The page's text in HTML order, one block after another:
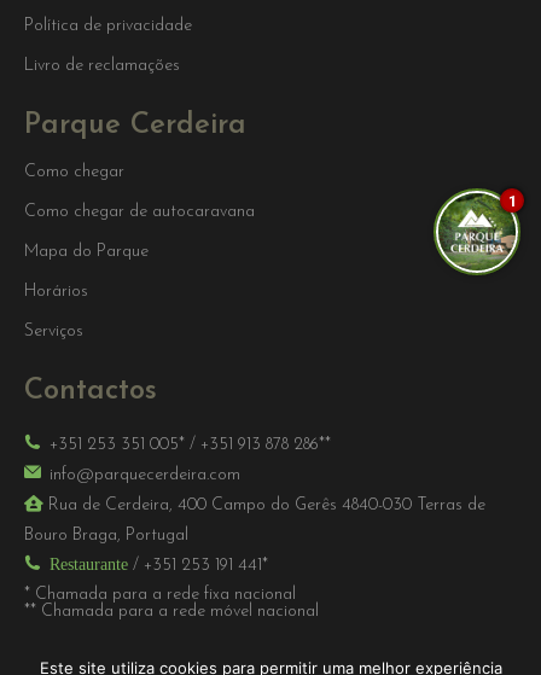
Política de privacidade
Livro de reclamações
Parque Cerdeira
Como chegar
Como chegar de autocaravana
Mapa do Parque
Horários
Serviços
Contactos
+351 253 351 005* / +351 913 878 286**
info@parquecerdeira.com
Rua de Cerdeira, 400 Campo do Gerês 4840-030 Terras de
Bouro Braga, Portugal
Restaurante / +351 253 191 441*
* Chamada para a rede fixa nacional
** Chamada para a rede móvel nacional
Este site utiliza cookies para permitir uma melhor experiência
1